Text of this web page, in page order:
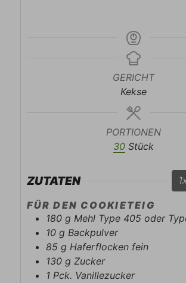
GERICHT
Kekse
PORTIONEN
30 Stück
ZUTATEN
FÜR DEN COOKIETEIG
180 g Mehl Type 405 oder
10 g Backpulver
85 g Haferflocken fein
130 g Zucker
1 Pck. Vanillezucker